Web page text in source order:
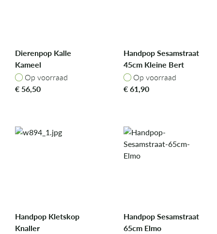
Dierenpop Kalle
Kameel
Op voorraad
Op voorraad
€ 56,50
Handpop Sesamstraat
45cm Kleine Bert
Op voorraad
Op voorraad
€61,90
Handpop Kletskop
Knaller
Handpop Sesamstraat
65cm Elmo